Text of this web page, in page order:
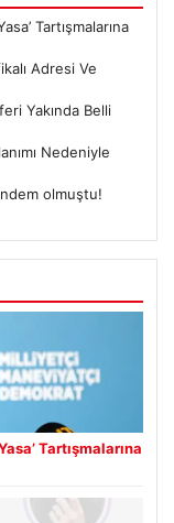
Tartışmalarına
Adresi Ve
Yakında Belli
Nedeniyle
olmuştu!
Tartışmalarına